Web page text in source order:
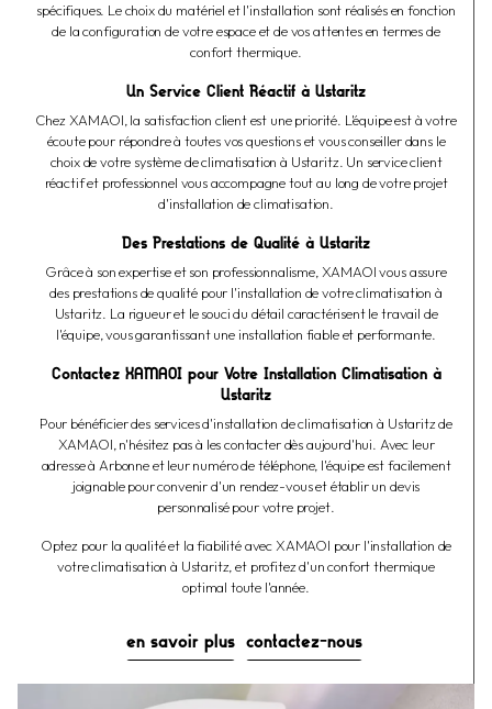
spécifiques. Le choix du matériel et l'installation sont réalisés en fonction
de la configuration de votre espace et de vos attentes en termes de
confort thermique.
Un Service Client Réactif à Ustaritz
Chez XAMAOI, la satisfaction client est une priorité. L'équipe est à votre
écoute pour répondre à toutes vos questions et vous conseiller dans le
choix de votre système de climatisation à Ustaritz. Un service client
réactif et professionnel vous accompagne tout au long de votre projet
d'installation de climatisation.
Des Prestations de Qualité à Ustaritz
Grâce à son expertise et son professionnalisme, XAMAOI vous assure
des prestations de qualité pour l'installation de votre climatisation à
Ustaritz. La rigueur et le souci du détail caractérisent le travail de
l'équipe, vous garantissant une installation fiable et performante.
Contactez XAMAOI pour Votre Installation Climatisation à
Ustaritz
Pour bénéficier des services d'installation de climatisation à Ustaritz de
XAMAOI, n'hésitez pas à les contacter dès aujourd'hui. Avec leur
adresse à Arbonne et leur numéro de téléphone, l'équipe est facilement
joignable pour convenir d'un rendez-vous et établir un devis
personnalisé pour votre projet.
Optez pour la qualité et la fiabilité avec XAMAOI pour l'installation de
votre climatisation à Ustaritz, et profitez d'un confort thermique
optimal toute l'année.
en savoir plus contactez-nous